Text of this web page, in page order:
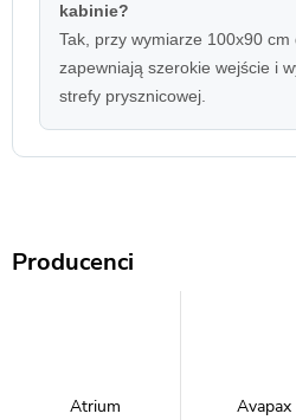
kabinie?
Tak, przy wymiarze 100x90 cm
zapewniają szerokie wejście i
strefy prysznicowej.
Producenci
Atrium Avapax